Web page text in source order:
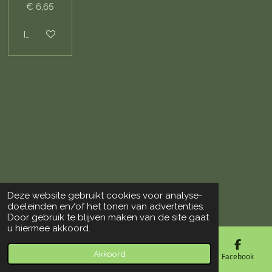
Deze website gebruikt cookies voor analyse-
doeleinden en/of het tonen van advertenties.
Door gebruik te blijven maken van de site gaat
u hiermee akkoord.
Akkoord
€ 6,65
In winkelwagen
© 2018 - 2026 De Vogelloods Drachten
Telefoonnummer Facebook